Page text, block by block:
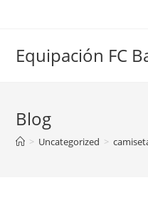
Equipación FC
Blog
> Uncategorized >